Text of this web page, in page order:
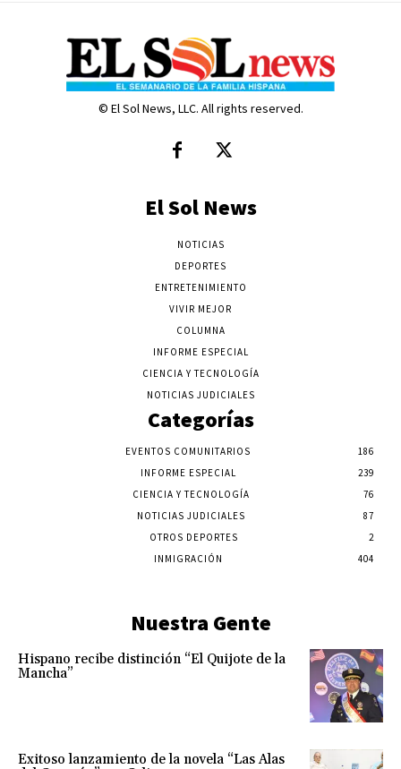
© El Sol News, LLC. All rights reserved.
El Sol News
NOTICIAS
DEPORTES
ENTRETENIMIENTO
VIVIR MEJOR
COLUMNA
INFORME ESPECIAL
CIENCIA Y TECNOLOGÍA
NOTICIAS JUDICIALES
Categorías
EVENTOS COMUNITARIOS
186
INFORME ESPECIAL
239
CIENCIA Y TECNOLOGÍA
76
NOTICIAS JUDICIALES
87
OTROS DEPORTES
2
INMIGRACIÓN
404
Nuestra Gente
Hispano recibe distinción “El Quijote de la
Mancha”
Exitoso lanzamiento de la novela “Las Alas